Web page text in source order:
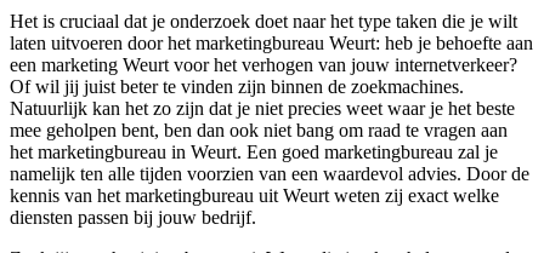
Het is cruciaal dat je onderzoek doet naar het type taken die je wilt
laten uitvoeren door het marketingbureau Weurt: heb je behoefte aan
een marketing Weurt voor het verhogen van jouw internetverkeer?
Of wil jij juist beter te vinden zijn binnen de zoekmachines.
Natuurlijk kan het zo zijn dat je niet precies weet waar je het beste
mee geholpen bent, ben dan ook niet bang om raad te vragen aan
het marketingbureau in Weurt. Een goed marketingbureau zal je
namelijk ten alle tijden voorzien van een waardevol advies. Door de
kennis van het marketingbureau uit Weurt weten zij exact welke
diensten passen bij jouw bedrijf.